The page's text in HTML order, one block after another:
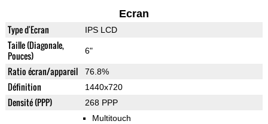
Ecran
Type d'Ecran IPS LCD
Taille (Diagonale,
Pouces)
6"
Ratio écran/appareil 76.8%
Définition 1440x720
Densité (PPP) 268 PPP
Multitouch